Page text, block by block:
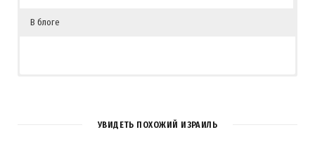
В блоге
УВИДЕТЬ ПОХОЖИЙ ИЗРАИЛЬ